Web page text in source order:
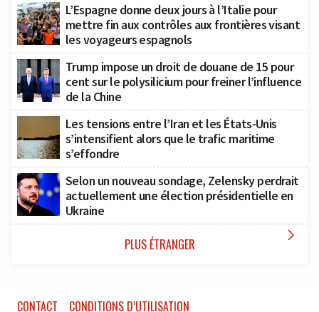
L’Espagne donne deux jours à l’Italie pour
mettre fin aux contrôles aux frontières visant
les voyageurs espagnols
Trump impose un droit de douane de 15 pour
cent sur le polysilicium pour freiner l’influence
de la Chine
Les tensions entre l’Iran et les États-Unis
s’intensifient alors que le trafic maritime
s’effondre
Selon un nouveau sondage, Zelensky perdrait
actuellement une élection présidentielle en
Ukraine
PLUS ÉTRANGER 
CONTACT CONDITIONS D’UTILISATION